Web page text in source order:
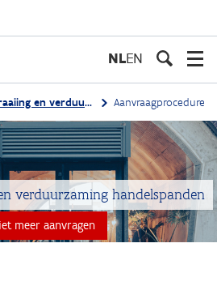
inhoud
gaan
NLEN
handelspanden Aanvraagprocedure
verduurzaming handelspanden
meer aanvragen